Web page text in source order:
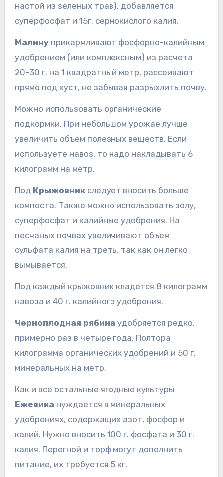
настой из зеленых трав), добавляется
суперфосфат и 15г. сернокислого калия.
Малинуприкармливают фосфорно-калийным
удобрением (или комплексным) из расчета
20-30 г. на 1 квадратный метр, рассеивают
прямо под куст, не забывая разрыхлить почву.
Можно использовать органические
подкормки. При небольшом урожае лучше
увеличить объем полезных веществ. Если
используете навоз, то надо накладывать 6
килограмм на метр.
Под Крыжовникследует вносить больше
компоста. Также можно использовать золу,
суперфосфат и калийные удобрения. На
песчаных почвах увеличивают объем
сульфата калия на треть, так как он легко
вымывается.
Под каждый крыжовник кладется 8 килограмм
навоза и 40 г. калийного удобрения.
Черноплодная рябина удобряется редко,
примерно раз в четыре года. Полтора
килограмма органических удобрений и 50 г.
минеральных на метр.
Как и все остальные ягодные культуры
Ежевика нуждается в минеральных
удобрениях, содержащих азот, фосфор и
калий. Нужно вносить 100 г. фосфата и 30 г.
калия. Перегной и торф могут дополнить
питание, их требуется 5 кг.